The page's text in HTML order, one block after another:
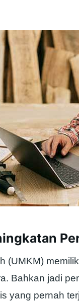
(UMKM)
Bahkan jadi
yang pernah